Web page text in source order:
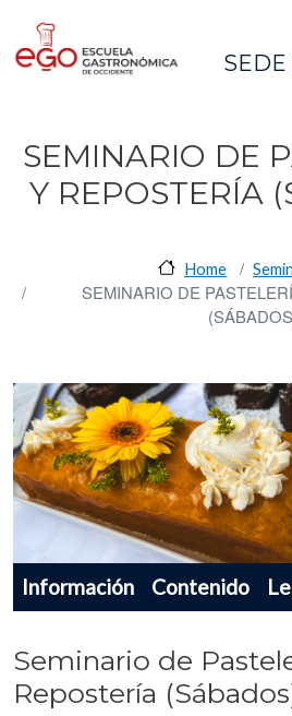
SEMINARIO DE
Y REPOSTERÍA
Home
SEMINARIO DE
Menu navegador
Información Contenido
Seminario de
Repostería